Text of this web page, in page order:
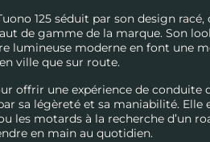
125 séduit par son design
de gamme de la marque. Son
lumineuse moderne en font une
ville que sur route.
offrir une expérience de conduite
sa légèreté et sa maniabilité. Elle
les motards à la recherche d’un
en main au quotidien.